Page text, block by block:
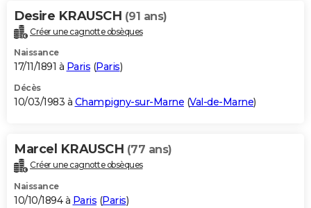
Desire KRAUSCH (91 ans)
Créer une cagnotte obsèques
Naissance
17/11/1891 à Paris (Paris)
Décès
10/03/1983 à Champigny-sur-Marne (Val-de-Marne)
Marcel KRAUSCH (77 ans)
Créer une cagnotte obsèques
Naissance
10/10/1894 à Paris (Paris)